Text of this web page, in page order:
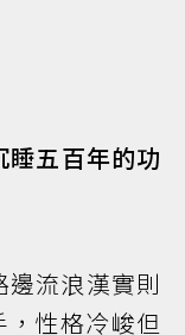
五百年的功
流浪漢實則
性格冷峻但